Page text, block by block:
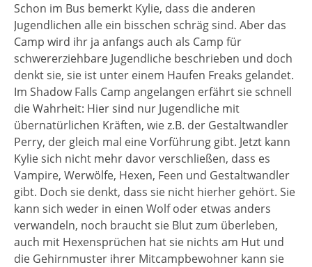
Schon im Bus bemerkt Kylie, dass die anderen
Jugendlichen alle ein bisschen schräg sind. Aber das
Camp wird ihr ja anfangs auch als Camp für
schwererziehbare Jugendliche beschrieben und doch
denkt sie, sie ist unter einem Haufen Freaks gelandet.
Im Shadow Falls Camp angelangen erfährt sie schnell
die Wahrheit: Hier sind nur Jugendliche mit
übernatürlichen Kräften, wie z.B. der Gestaltwandler
Perry, der gleich mal eine Vorführung gibt. Jetzt kann
Kylie sich nicht mehr davor verschließen, dass es
Vampire, Werwölfe, Hexen, Feen und Gestaltwandler
gibt. Doch sie denkt, dass sie nicht hierher gehört. Sie
kann sich weder in einen Wolf oder etwas anders
verwandeln, noch braucht sie Blut zum überleben,
auch mit Hexensprüchen hat sie nichts am Hut und
die Gehirnmuster ihrer Mitcampbewohner kann sie